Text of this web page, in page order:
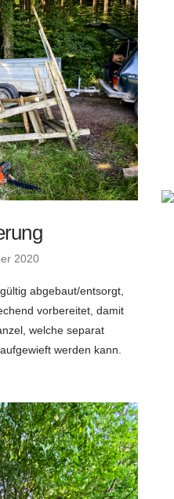
2020
abgebaut/entsorgt,
vorbereitet, damit
welche separat
werden kann.